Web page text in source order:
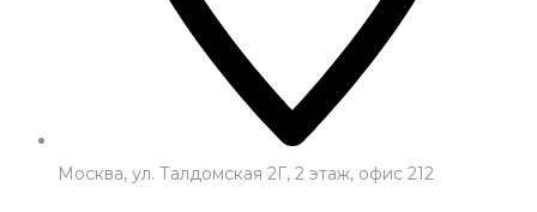
Москва, ул. Талдомская 2Г, 2 этаж, офис 212